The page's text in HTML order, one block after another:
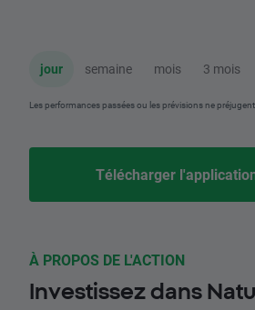
jour semaine mois 3 mois
Les performances passées ou les prévisions ne
Télécharger
À PROPOS DE L'ACTION
Investissez dans